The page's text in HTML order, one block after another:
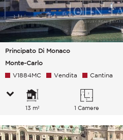
Principato Di Monaco
Monte-Carlo
V1884MC Vendita Cantina
13 m² 1 Camere